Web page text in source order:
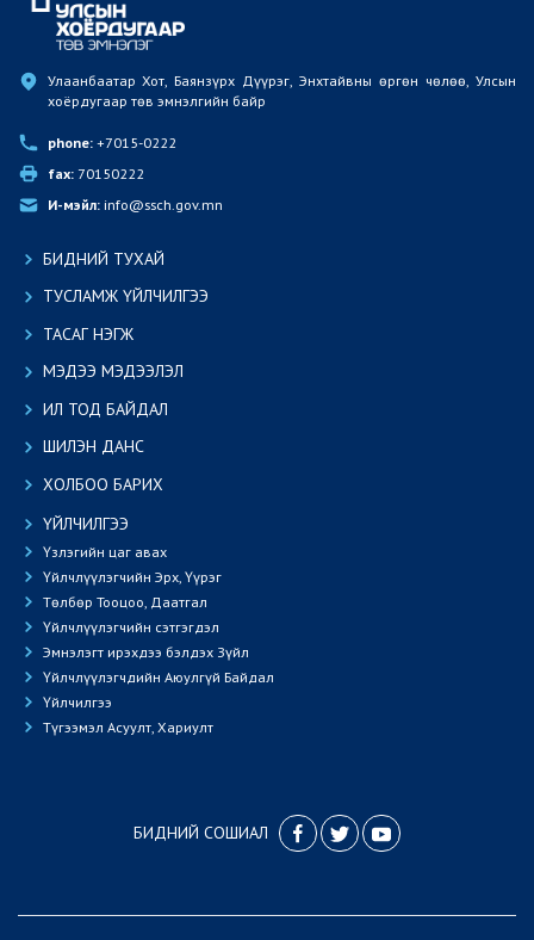
Улаанбаатар Хот, Баянзүрх Дүүрэг, Энхтайвны өргөн чөлөө, Улсын
хоёрдугаар төв эмнэлгийн байр
phone: +7015-0222
fax: 70150222
И-мэйл: info@ssch.gov.mn
БИДНИЙ ТУХАЙ
ТУСЛАМЖ ҮЙЛЧИЛГЭЭ
ТАСАГ НЭГЖ
МЭДЭЭ МЭДЭЭЛЭЛ
ИЛ ТОД БАЙДАЛ
ШИЛЭН ДАНС
ХОЛБОО БАРИХ
ҮЙЛЧИЛГЭЭ
Үзлэгийн цаг авах
Үйлчлүүлэгчийн Эрх, Үүрэг
Төлбөр Тооцоо, Даатгал
Үйлчлүүлэгчийн сэтгэгдэл
Эмнэлэгт ирэхдээ бэлдэх Зүйл
Үйлчлүүлэгчдийн Аюулгүй Байдал
Үйлчилгээ
Түгээмэл Асуулт, Хариулт
БИДНИЙ СОШИАЛ